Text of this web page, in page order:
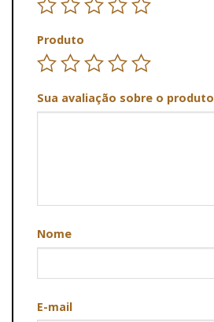
Produto
Sua avaliação sobre o produto
Nome
E-mail